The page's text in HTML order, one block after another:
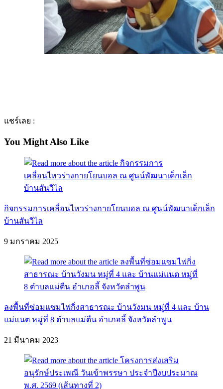
แชร์เลย :
You Might Also Like
กิจกรรมการเคลื่อนไหวร่างกายโยนบอล ณ ศูนน์พัฒนาเด็กเล็ก
บ้านสันวิไล
9 มกราคม 2025
ลงพื้นที่ซ่อมแซมไฟกิ่งสาธารณะ บ้านวังมน หมู่ที่ 4 และ บ้าน
แม่แนต หมู่ที่ 8 ตำบลแม่ตืน อำเภอลี้ จังหวัดลำพูน
21 มีนาคม 2023